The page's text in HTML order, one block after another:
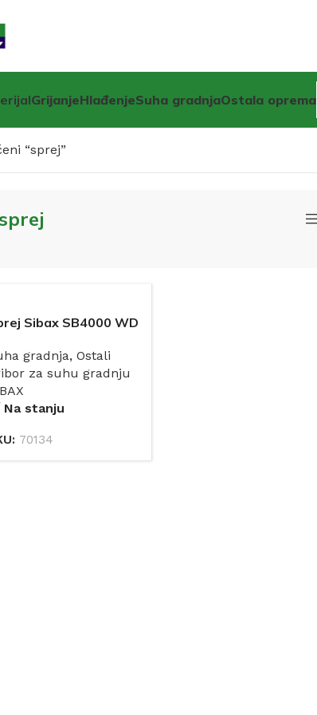
GrijanjeHlađenjeSuha gradnjaOstala oprema
“sprej”
Sibax SB4000 WD
gradnja, Ostali
za suhu gradnju
Na stanju
70134